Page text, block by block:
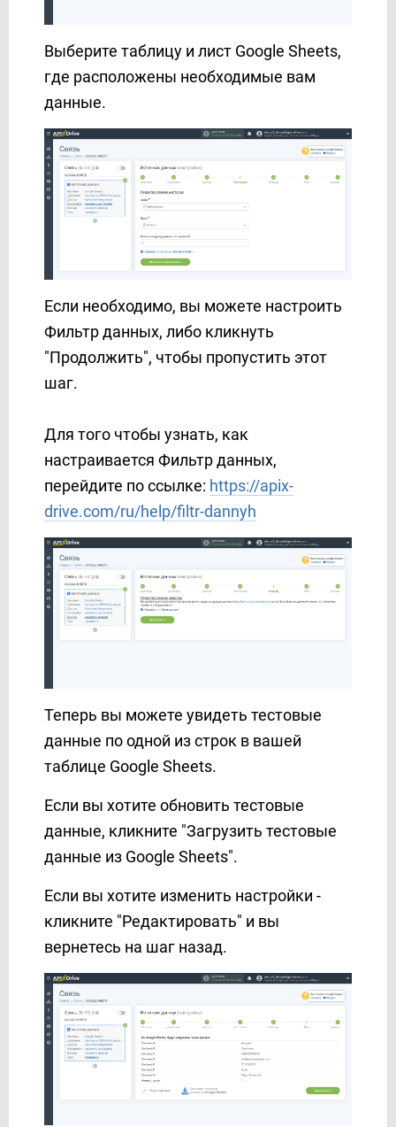
Выберите таблицу и лист Google Sheets,
где расположены необходимые вам
данные.
Если необходимо, вы можете настроить
Фильтр данных, либо кликнуть
"Продолжить", чтобы пропустить этот
шаг.
Для того чтобы узнать, как
настраивается Фильтр данных,
перейдите по ссылке: https://apix-
drive.com/ru/help/filtr-dannyh
Теперь вы можете увидеть тестовые
данные по одной из строк в вашей
таблице Google Sheets.
Если вы хотите обновить тестовые
данные, кликните "Загрузить тестовые
данные из Google Sheets".
Если вы хотите изменить настройки -
кликните "Редактировать" и вы
вернетесь на шаг назад.